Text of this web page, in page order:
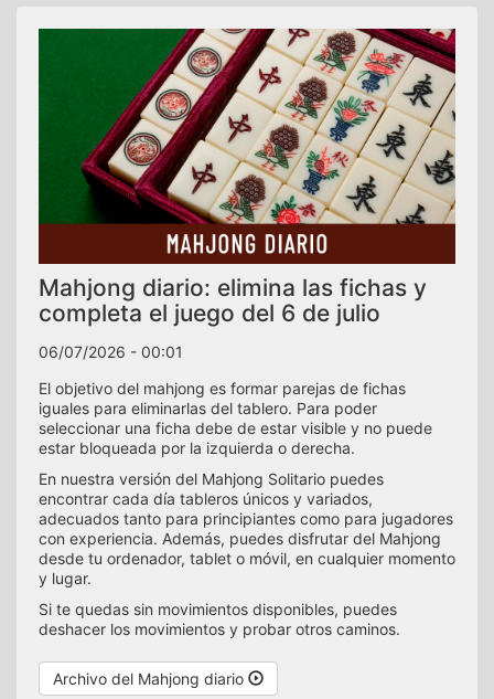
Mahjong diario: elimina las fichas y
completa el juego del 6 de julio
06/07/2026 - 00:01
El objetivo del mahjong es formar parejas de fichas
iguales para eliminarlas del tablero. Para poder
seleccionar una ficha debe de estar visible y no puede
estar bloqueada por la izquierda o derecha.
En nuestra versión del Mahjong Solitario puedes
encontrar cada día tableros únicos y variados,
adecuados tanto para principiantes como para jugadores
con experiencia. Además, puedes disfrutar del Mahjong
desde tu ordenador, tablet o móvil, en cualquier momento
y lugar.
Si te quedas sin movimientos disponibles, puedes
deshacer los movimientos y probar otros caminos.
Archivo del Mahjong diario